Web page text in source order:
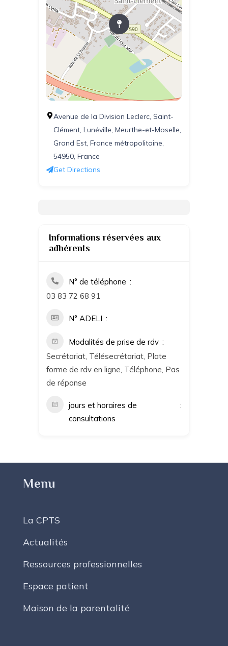
Avenue de la Division Leclerc, Saint-
Clément, Lunéville, Meurthe-et-Moselle,
Grand Est, France métropolitaine,
54950, France
Get Directions
Informations réservées aux
adhérents
N° de téléphone
03 83 72 68 91
N° ADELI
Modalités de prise de rdv
Secrétariat, Télésecrétariat, Plate
forme de rdv en ligne, Téléphone, Pas
de réponse
jours et horaires de
consultations
Menu
La CPTS
Actualités
Ressources professionnelles
Espace patient
Maison de la parentalité